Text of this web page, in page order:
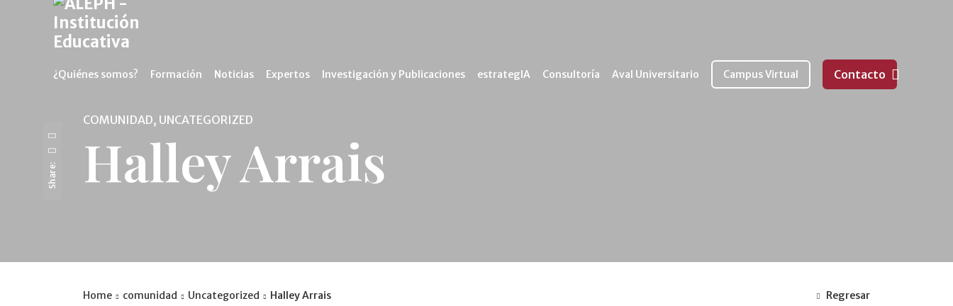
¿Quiénes somos? Formación Noticias Expertos Investigación y Publicaciones estrategIA Consultoría Aval Universitario Campus Virtual Contacto
Share:
COMUNIDAD, UNCATEGORIZED
Halley Arrais
Home comunidad Uncategorized Halley Arrais Regresar